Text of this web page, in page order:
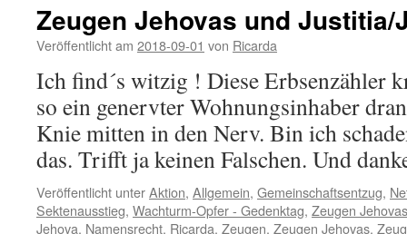
Zeugen Jehovas und
Veröffentlicht am 2018-09-01 von Ricarda
Ich find´s witzig ! Diese Erbsenzähler
so ein genervter Wohnungsinhaber
Knie mitten in den Nerv. Bin ich
das. Trifft ja keinen Falschen. Und
Veröffentlicht unterAktion, Allgemein, Gemeinschaftsentzug,
Sektenausstieg, Wachturm-Opfer - Gedenktag, Zeugen Jehovas
Jehova, Namensrecht, Ricarda, Zeugen, Zeugen Jehovas,